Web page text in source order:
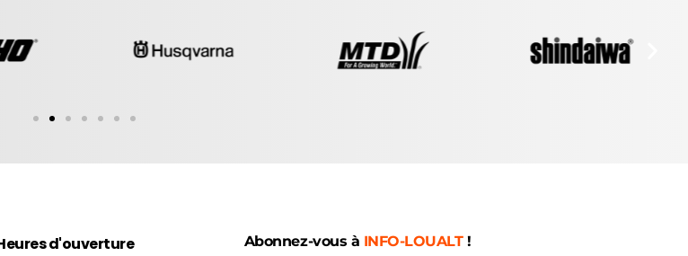
d'ouverture Abonnez-vous à INFO-LOUALT !